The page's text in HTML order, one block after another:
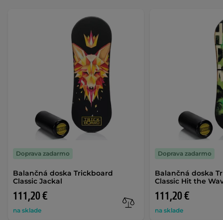
Balančná doska Trickboard
Classic Jackal
111,20 €
na sklade
Doprava zadarmo
Balančná doska
Classic Hit the
111,20 €
na sklade
Doprava zadarmo